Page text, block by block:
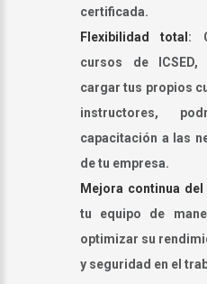
certificada.
Flexibilidad total :
cursos de
cargar tus propios
instructores,
capacitación a las
de tu empresa.
Mejora continua del
tu equipo de
optimizar su
y seguridad en el